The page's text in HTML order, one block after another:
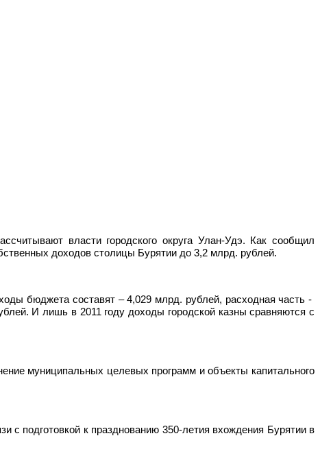
власти городского округа Улан-Удэ. Как сообщил
доходов столицы Бурятии до 3,2 млрд. рублей.
бюджета составят – 4,029 млрд. рублей, расходная часть -
И лишь в 2011 году доходы городской казны сравняются с
муниципальных целевых программ и объекты капитального
с подготовкой к празднованию 350-летия вхождения Бурятии в